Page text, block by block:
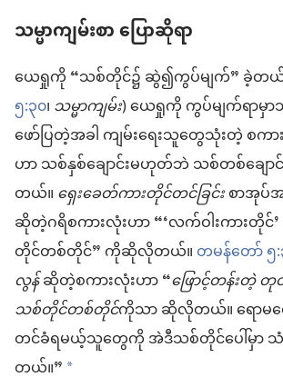
သမ္မာကျမ်းစာ ပြောဆိုရာ
ယေရှုကို “သစ်တိုင်၌ ဆွဲ၍ကွပ်မျက်” ခဲ့တယ်
၅:၃၀၊သမ္မာကျမ်း) ယေရှုကို ကွပ်မျက်ရာမှ
ဖော်ပြတဲ့အခါ ကျမ်းရေးသူတွေသုံးတဲ့ စကာ
ဟာ သစ်နှစ်ချောင်းမဟုတ်ဘဲ သစ်တစ်ချေ
တယ်။ရှေးခေတ်ကားတိုင်တင်ခြင်းစာအုပ်
ဆိုတဲ့ဂရိစကားလုံးဟာ “‘လက်ဝါးကား
တိုင်တစ်တိုင်” ကိုဆိုလိုတယ်။တမန်တော် ၅
လွန်ဆိုတဲ့စကားလုံးဟာ “ဖြောင့်တန်းတဲ့
သစ်တိုင်တစ်တိုင်ကိုသာ ဆိုလိုတယ်။ ရောမ
တင်ခံရမယ့်သူတွေကို အဲဒီသစ်တိုင်ပေါ်မှာ
တယ်။” a